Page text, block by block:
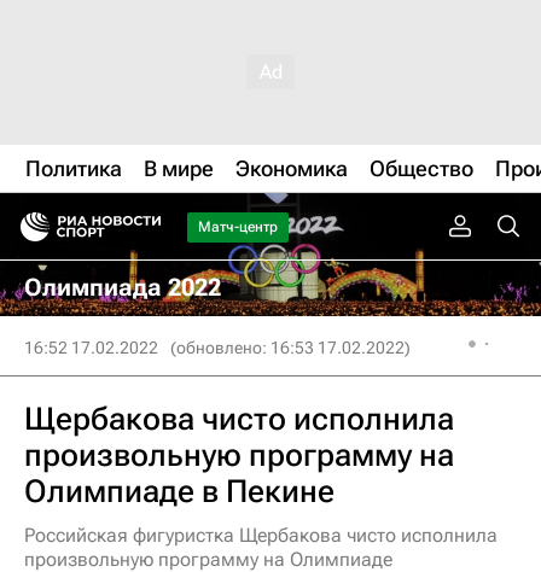
Политика В мире Экономика Общество
Матч-центр
Олимпиада 2022
16:52 17.02.2022 (обновлено: 16:53 17.02.2022)
Щербакова чисто исполнила
произвольную программу на
Олимпиаде в Пекине
Российская фигуристка Щербакова чисто исполнила
произвольную программу на Олимпиаде